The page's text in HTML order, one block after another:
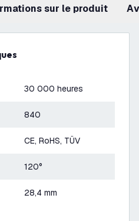
sur le produit
30 000 heures
840
CE, RoHS, TÜV
120°
28,4 mm